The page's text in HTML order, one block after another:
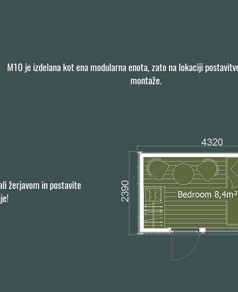
M10 je izdelana kot ena modularna enota, zato na lokaciji
montaže.
žerjavom in postavite